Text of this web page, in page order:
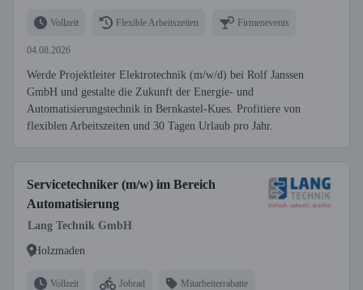
Vollzeit Flexible Arbeitszeiten Firmenevents
04.08.2026
Werde Projektleiter Elektrotechnik (m/w/d) bei Rolf Janssen
GmbH und gestalte die Zukunft der Energie- und
Automatisierungstechnik in Bernkastel-Kues. Profitiere von
flexiblen Arbeitszeiten und 30 Tagen Urlaub pro Jahr.
Servicetechniker (m/w) im Bereich
Automatisierung
Lang Technik GmbH
Holzmaden
Vollzeit Jobrad Mitarbeiterrabatte